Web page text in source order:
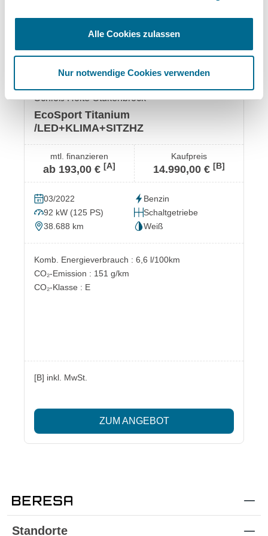
Alle Cookies zulassen
Nur notwendige Cookies verwenden
Schloß Holte-Stukenbrock
EcoSport Titanium
/LED+KLIMA+SITZHZ
mtl. finanzieren
ab 193,00 € [A]
Kaufpreis
14.990,00 € [B]
03/2022
Benzin
92 kW (125 PS)
Schaltgetriebe
38.688 km
Weiß
Komb. Energieverbrauch : 6,6 l/100km
CO₂-Emission : 151 g/km
CO₂-Klasse : E
[B] inkl. MwSt.
ZUM ANGEBOT
Standorte